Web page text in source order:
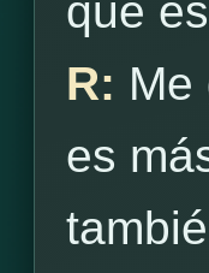
qué
R: Me
es